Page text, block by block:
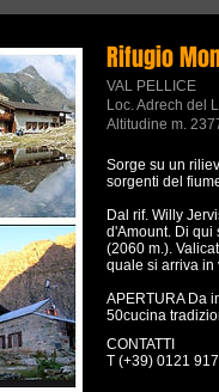
Rifugio
VAL PELLICE
Loc. Adrech del
Altitudine m.
Sorge su un
sorgenti del
Dal rif. Willy
d'Amount. Di qui
(2060 m.).
quale si arriva in
APERTURA Da
50cucina
CONTATTI
T (+39) 0121